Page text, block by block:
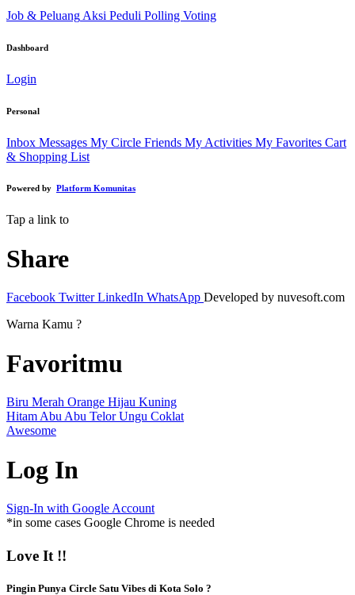
Job & Peluang Aksi Peduli Polling Voting
Dashboard
Login
Personal
Inbox Messages My Circle Friends My Activities My Favorites Cart
& Shopping List
Powered by Platform Komunitas
Tap a link to
Share
Facebook Twitter LinkedIn WhatsApp Developed by nuvesoft.com
Warna Kamu ?
Favoritmu
Biru Merah Orange Hijau Kuning
Hitam Abu Abu Telor Ungu Coklat
Awesome
Log In
Sign-In with Google Account
*in some cases Google Chrome is needed
Love It !!
Pingin Punya Circle Satu Vibes di Kota Solo ?